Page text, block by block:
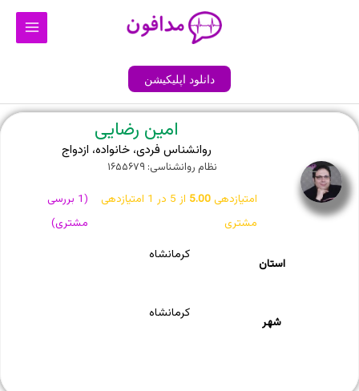
Main
دانلود اپلیکیشن
امین رضایی
روانشناس فردی، خانواده، ازدواج
نظام روانشناسی: ۱۶۵۵۶۷۹
امتیازدهی5.00 از 5 در 1 امتیازدهی
مشتری
(
1 بررسی
مشتری)
استان
کرمانشاه
شهر
کرمانشاه